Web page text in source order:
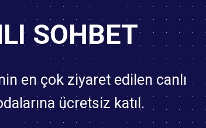
SOHBET
en çok ziyaret edilen canlı
ücretsiz katıl.